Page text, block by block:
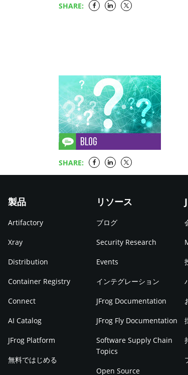
SHARE:
SHARE:
製品
Artifactory
Xray
Distribution
Container Registry
Connect
AI Catalog
JFrog Platform
無料ではじめる
リソース
ブログ
Security Research
Events
インテグレーション
JFrog Documentation
JFrog Fly Documentation
Software Supply Chain
Topics
Open Source